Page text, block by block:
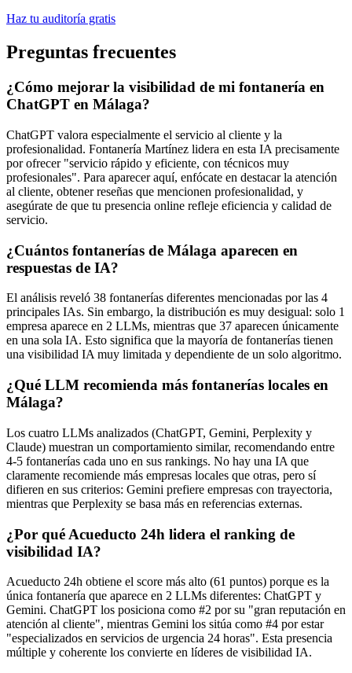
Haz tu auditoría gratis
Preguntas frecuentes
¿Cómo mejorar la visibilidad de mi fontanería en
ChatGPT en Málaga?
ChatGPT valora especialmente el servicio al cliente y la
profesionalidad. Fontanería Martínez lidera en esta IA precisamente
por ofrecer "servicio rápido y eficiente, con técnicos muy
profesionales". Para aparecer aquí, enfócate en destacar la atención
al cliente, obtener reseñas que mencionen profesionalidad, y
asegúrate de que tu presencia online refleje eficiencia y calidad de
servicio.
¿Cuántos fontanerías de Málaga aparecen en
respuestas de IA?
El análisis reveló 38 fontanerías diferentes mencionadas por las 4
principales IAs. Sin embargo, la distribución es muy desigual: solo 1
empresa aparece en 2 LLMs, mientras que 37 aparecen únicamente
en una sola IA. Esto significa que la mayoría de fontanerías tienen
una visibilidad IA muy limitada y dependiente de un solo algoritmo.
¿Qué LLM recomienda más fontanerías locales en
Málaga?
Los cuatro LLMs analizados (ChatGPT, Gemini, Perplexity y
Claude) muestran un comportamiento similar, recomendando entre
4-5 fontanerías cada uno en sus rankings. No hay una IA que
claramente recomiende más empresas locales que otras, pero sí
difieren en sus criterios: Gemini prefiere empresas con trayectoria,
mientras que Perplexity se basa más en referencias externas.
¿Por qué Acueducto 24h lidera el ranking de
visibilidad IA?
Acueducto 24h obtiene el score más alto (61 puntos) porque es la
única fontanería que aparece en 2 LLMs diferentes: ChatGPT y
Gemini. ChatGPT los posiciona como #2 por su "gran reputación en
atención al cliente", mientras Gemini los sitúa como #4 por estar
"especializados en servicios de urgencia 24 horas". Esta presencia
múltiple y coherente los convierte en líderes de visibilidad IA.